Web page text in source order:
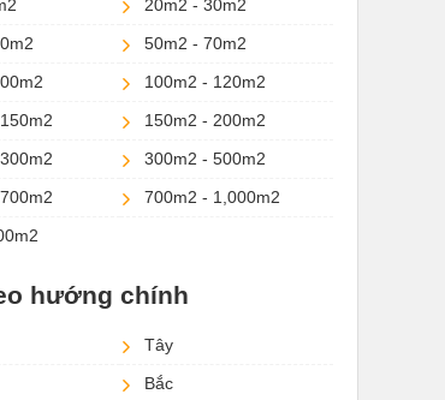
20m2 - 30m2
50m2 - 70m2
100m2 - 120m2
150m2 - 200m2
300m2 - 500m2
700m2 - 1,000m2
hướng chính
Tây
Bắc